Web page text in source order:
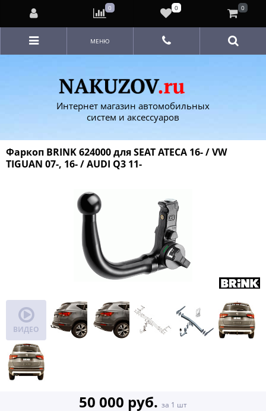
Интернет магазин автомобильных
систем и аксессуаров
МЕНЮ
Фаркоп BRINK 624000 для SEAT ATECA 16- / VW
TIGUAN 07-, 16- / AUDI Q3 11-
ВИДЕО
50 000 руб. за 1 шт
0 0 0